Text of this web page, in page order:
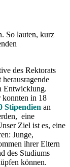
So lauten, kurz
des Rektorats
Entwicklung.
konnten in 18
Stipendien an
eine
Ziel ist es, eine
Junge,
ihrer Eltern
des Studiums
können.